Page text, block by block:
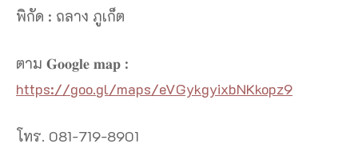
พิกัด : ถลาง ภูเก็ต
ตาม 𝐆𝐨𝐨𝐠𝐥𝐞 𝐦𝐚𝐩 :
https://goo.gl/maps/eVGykgyixbNKkopz9
โทร. 081-719-8901